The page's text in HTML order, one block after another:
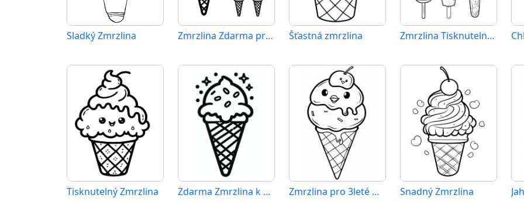
Sladký Zmrzlina Zmrzlina Zdarma pro Děti Šťastná zmrzlina Zmrzlina Tisknutelný Zdarma
Tisknutelný Zmrzlina Zdarma Zmrzlina k Vytisknutí Zmrzlina pro 3leté Děti Snadný Zmrzlina